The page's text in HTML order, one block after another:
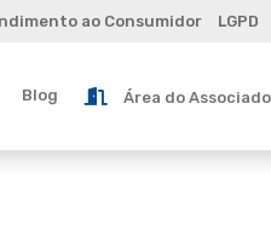
ao Consumidor LGPD
Blog Área do Associado